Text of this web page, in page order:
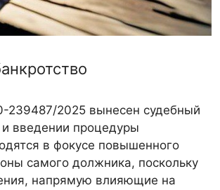
2025 вынесен судебный
введении процедуры
в фокусе повышенного
самого должника, поскольку
напрямую влияющие на